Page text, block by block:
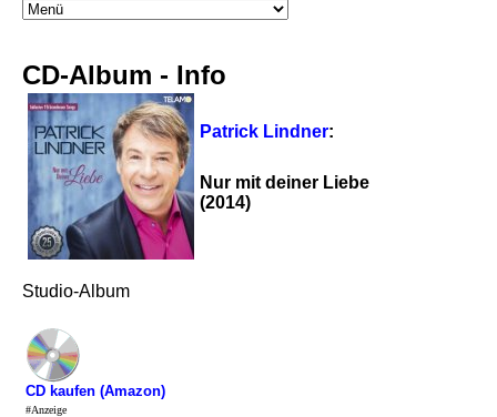
CD-Album - Info
Patrick Lindner:
Nur mit deiner Liebe
(2014)
Studio-Album
CD kaufen (Amazon)
#Anzeige